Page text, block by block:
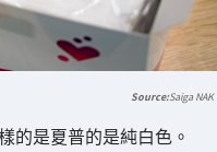
Saiga NAK
的是夏普的是純白色。